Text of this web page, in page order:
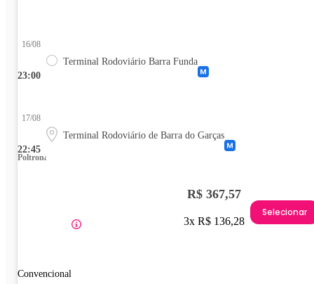
23:00
16/08
Terminal Rodoviário Barra Funda
22:45
17/08
Terminal Rodoviário de Barra do Garças
Poltrona
Convencional
R$ 367,57
3x R$ 136,28
Selecionar